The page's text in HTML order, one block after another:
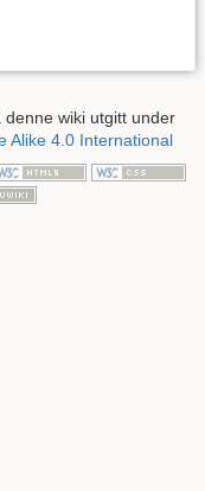
wiki utgitt under
Alike 4.0 International